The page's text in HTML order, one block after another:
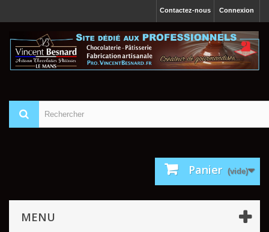
Connexion
Contactez-nous
Panier (vide)
MENU